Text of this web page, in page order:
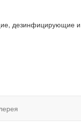
дезинфицирующие и